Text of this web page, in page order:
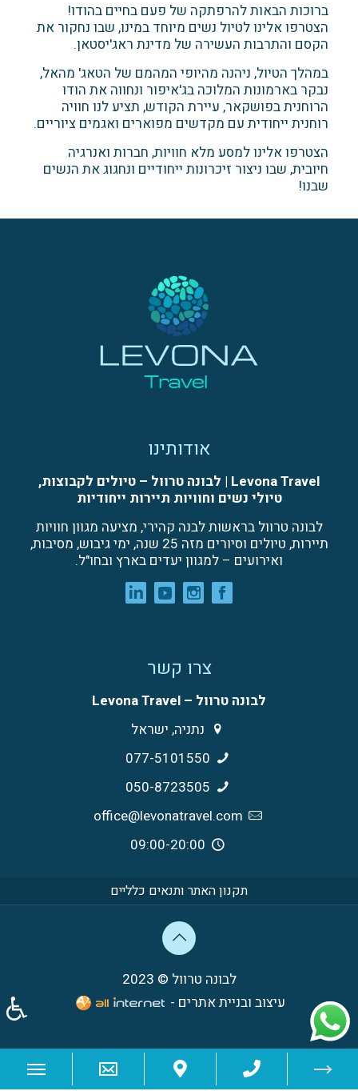
ברוכות הבאות להרפתקה של פעם בחיים בהודו!
הצטרפו אלינו לטיול נשים מיוחד במינו, שבו נחקור את
הקסם והתרבות העשירה של מדינת ראג'יסטאן.
במהלך הטיול, ניהנה מהיופי המהמם של הטאג' מהאל,
נבקר בארמונות המלוכה בג'איפור ונחווה את הודו
הרוחנית בפושקאר, עיירת הקודש, תציע לנו חוויה
רוחנית ייחודית עם מקדשים מפוארים ואגמים ציוריים.
הצטרפו אלינו למסע מלא חוויות, חברות ואנרגיה
חיובית, שבו ניצור זיכרונות ייחודיים ונחגוג את הנשים
שבנו!
אודותינו
Levona Travel | לבונה טרוול – טיולים לקבוצות,
טיולי נשים וחוויות תיירות ייחודיות
לבונה טרוול בראשות לבנה קהירי, מציעה מגוון חוויות
תיירות, טיולים וסיורים מזה 25 שנה, ימי גיבוש, מסיבות,
ואירועים – למגוון יעדים בארץ ובחו"ל.
צרו קשר
לבונה טרוול – Levona Travel
נתניה, ישראל
077-5101550
050-8723505
office@levonatravel.com
תקנון האתר ותנאים כלליים
לבונה טרוול © 2023
עיצוב ובניית אתרים -